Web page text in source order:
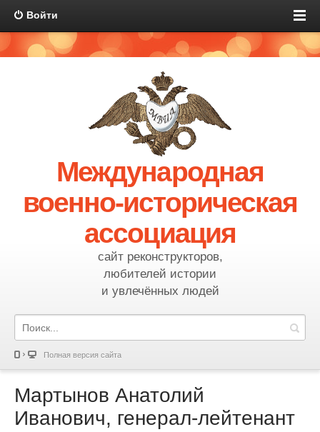
Войти
Международная
военно-историческая
ассоциация
сайт реконструкторов,
любителей истории
и увлечённых людей
Полная версия сайта
Мартынов Анатолий
Иванович, генерал-лейтенант